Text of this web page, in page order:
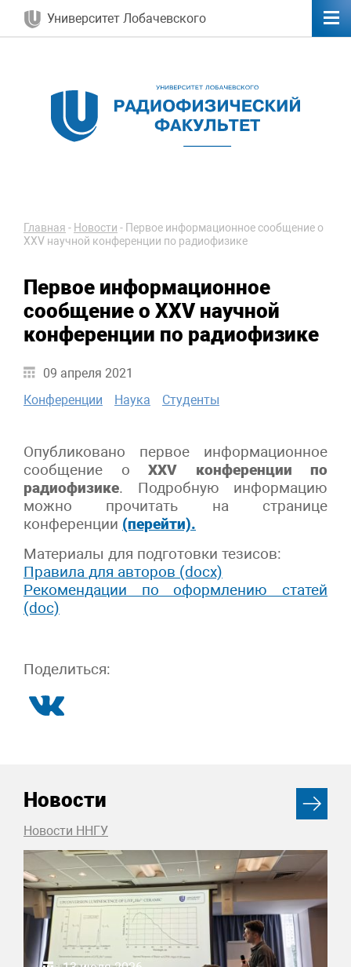
Университет Лобачевского
Главная - Новости - Первое информационное сообщение о
XXV научной конференции по радиофизике
Первое информационное
сообщение о XXV научной
конференции по радиофизике
09 апреля 2021
Конференции
Наука Студенты
Опубликовано первое информационное
сообщение о XXV конференции по
радиофизике. Подробную информацию
можно прочитать на странице
конференции (перейти).
Материалы для подготовки тезисов:
Правила для авторов (docx)
Рекомендации по оформлению статей
(doc)
Поделиться:
Новости
Новости ННГУ